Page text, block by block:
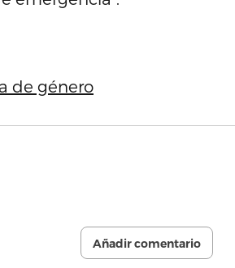
de género
Añadir comentario